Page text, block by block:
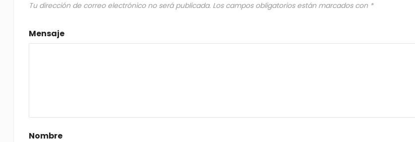
Tu dirección de correo electrónico no será publicada. Los campos obligatorios están marcados con *
Mensaje
Nombre